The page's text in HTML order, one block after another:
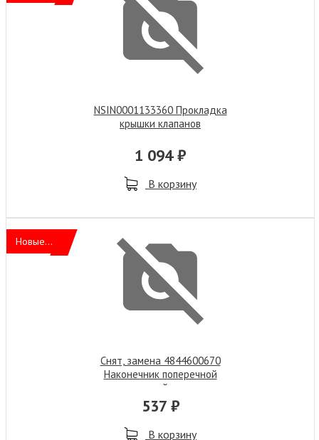
NSIN0001133360 Прокладка
крышки клапанов
1 094 ₽
В корзину
Новые...
Снят, замена 4844600670
Наконечник поперечной
рулевой тяги
537 ₽
В корзину